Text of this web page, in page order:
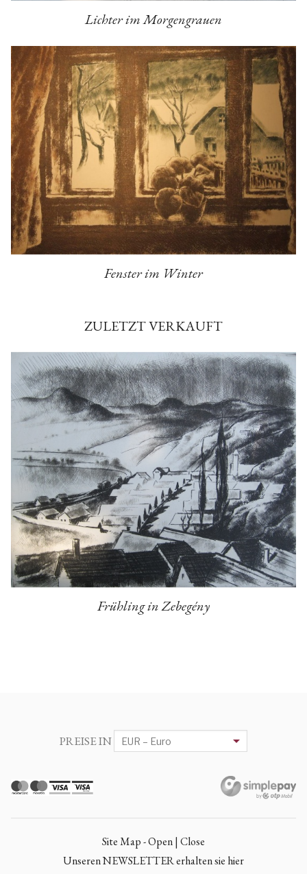
Lichter im Morgengrauen
Fenster im Winter
ZULETZT VERKAUFT
Frühling in Zebegény
PREISE IN
Site Map - Open | Close
Unseren NEWSLETTER erhalten sie hier